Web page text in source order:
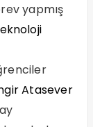
yapmış
Atasever